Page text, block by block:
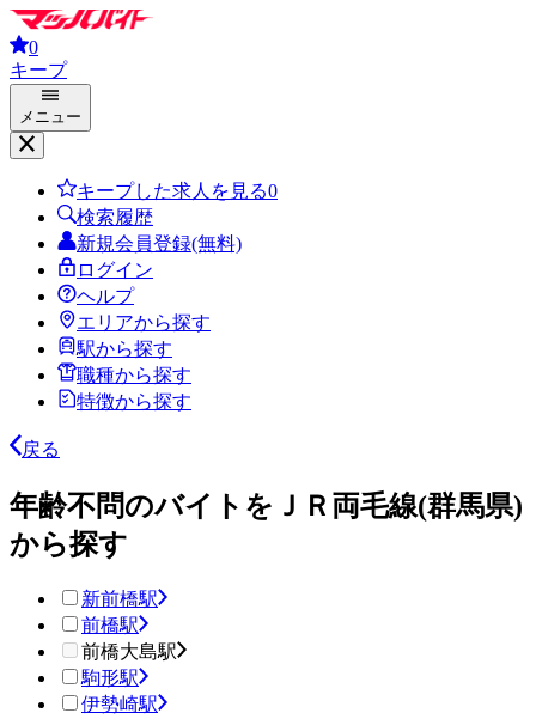
0
キープ
メニュー
キープした求人を見る0
検索履歴
新規会員登録(無料)
ログイン
ヘルプ
エリアから探す
駅から探す
職種から探す
特徴から探す
戻る
年齢不問のバイトをＪＲ両毛線(群馬県)
から探す
新前橋駅
前橋駅
前橋大島駅
駒形駅
伊勢崎駅